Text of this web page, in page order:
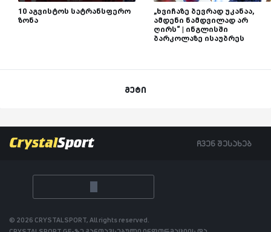
10 აგვისტოს სატრანსფერო
ზონა
„ხვიჩაზე ბევრად უკანაა,
ამდენი ნამდვილად არ
ღირს“ | ინგლისში
ბარკოლაზე ისაუბრეს
მეტი
ჩვენ შესახებ
© 2026 CRYSTALSPORT, All rights reserved.